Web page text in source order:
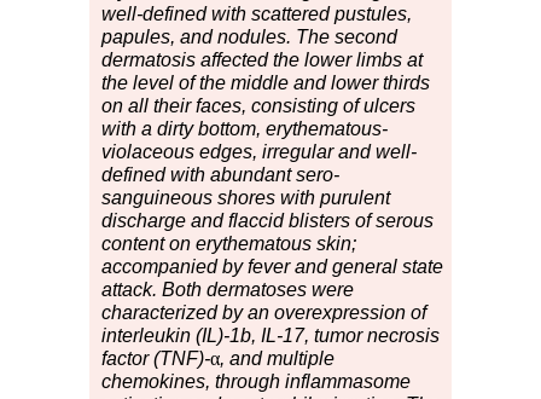
well-defined with scattered pustules,
papules, and nodules. The second
dermatosis affected the lower limbs at
the level of the middle and lower thirds
on all their faces, consisting of ulcers
with a dirty bottom, erythematous-
violaceous edges, irregular and well-
defined with abundant sero-
sanguineous shores with purulent
discharge and flaccid blisters of serous
content on erythematous skin;
accompanied by fever and general state
attack. Both dermatoses were
characterized by an overexpression of
interleukin (IL)-1b, IL-17, tumor necrosis
factor (TNF)-α, and multiple
chemokines, through inflammasome